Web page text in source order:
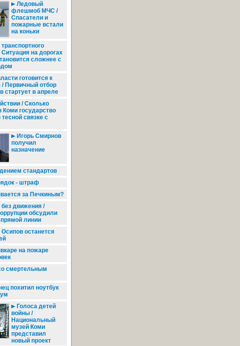
Ледовый
флешмоб МЧС /
Спасатели и
пожарные встали
на коньки
транспортного
на дорогах
сложнее с
готовится к
/ Первичный отбор
стартует в апреле
/ Сколько
Коми государство
тесной связке с
Игорь Смирнов
получил
назначение
стандартов
- штраф
за Печкиным?
движения /
обсудили
прямой линии
останется
на пожаре
смертельным
похитил ноутбук
Голоса детей
войны /
Национальный
музей Коми
представил
новый проект